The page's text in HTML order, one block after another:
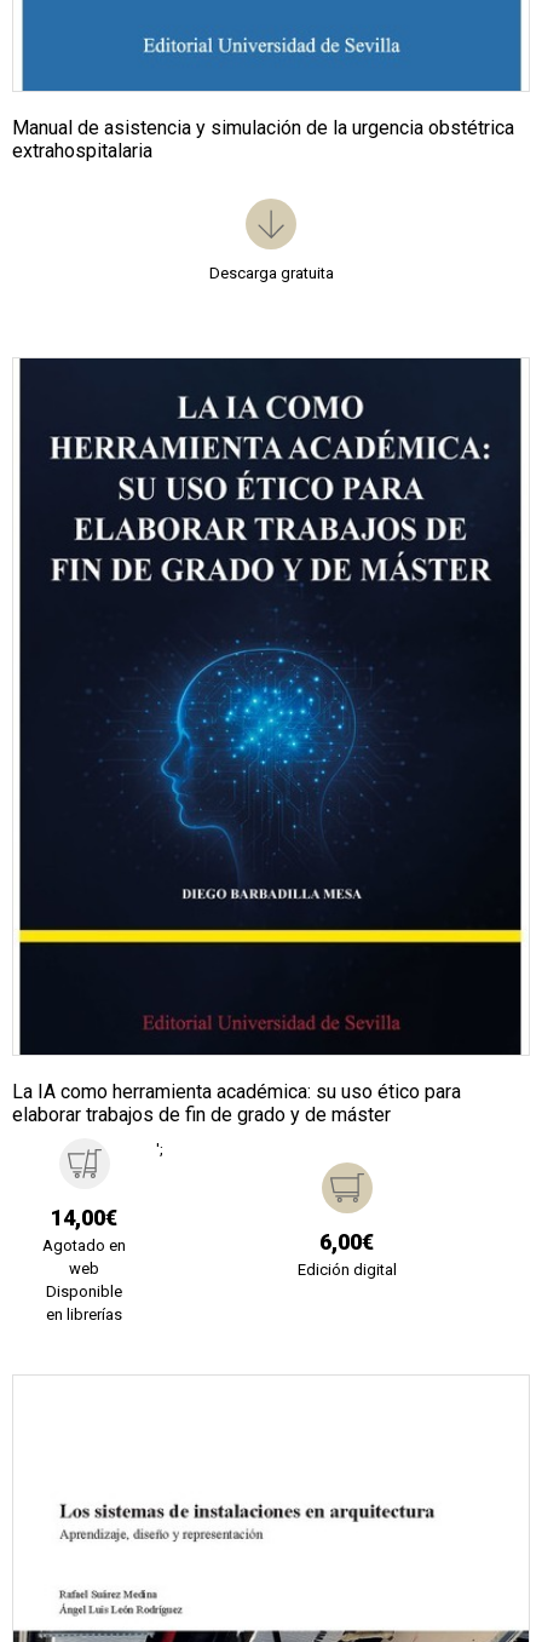
Manual de asistencia y simulación de la urgencia obstétrica
extrahospitalaria
Descarga gratuita
La IA como herramienta académica: su uso ético para
elaborar trabajos de fin de grado y de máster
14,00€
Agotado en
web
Disponible
en librerías
';
6,00€
Edición digital